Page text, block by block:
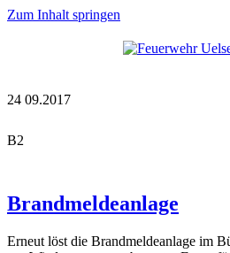
Zum Inhalt springen
24 09.2017
B2
Brandmeldeanlage
Erneut löst die Brandmeldeanlage im